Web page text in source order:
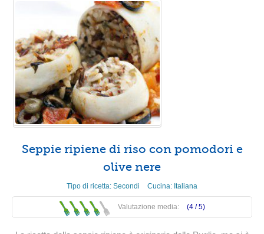
Seppie ripiene di riso con pomodori e
olive nere
Tipo di ricetta: Secondi Cucina: Italiana
Valutazione media: (4 /5)